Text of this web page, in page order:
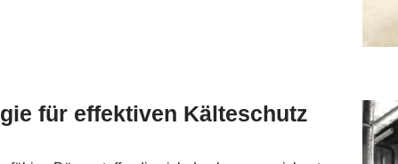
für effektiven Kälteschutz